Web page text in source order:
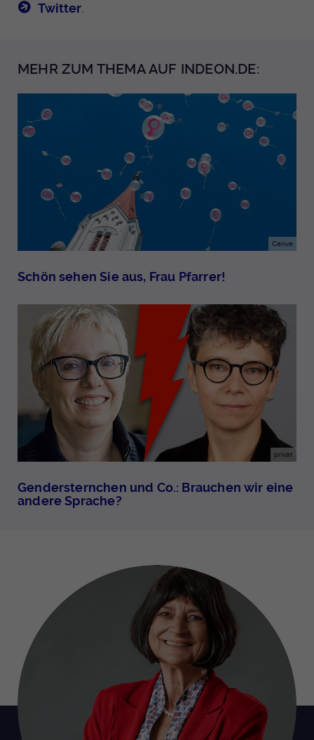
Twitter
MEHR ZUM THEMA AUF INDEON.DE:
Canva
Schön sehen Sie aus, Frau Pfarrer!
privat
Gendersternchen und Co.: Brauchen wir eine
andere Sprache?